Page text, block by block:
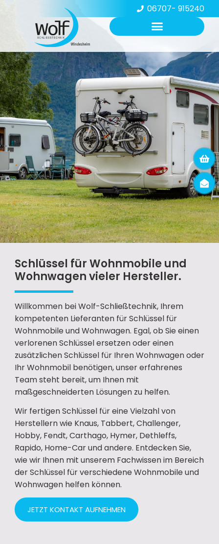
06707- 915240
Schlüssel für Wohnmobile und
Wohnwagen vieler Hersteller.
Willkommen bei Wolf-Schließtechnik, Ihrem
kompetenten Lieferanten für Schlüssel für
Wohnmobile und Wohnwagen. Egal, ob Sie einen
verlorenen Schlüssel ersetzen oder einen
zusätzlichen Schlüssel für Ihren Wohnwagen oder
Ihr Wohnmobil benötigen, unser erfahrenes
Team steht bereit, um Ihnen mit
maßgeschneiderten Lösungen zu helfen.
Wir fertigen Schlüssel für eine Vielzahl von
Herstellern wie Knaus, Tabbert, Challenger,
Hobby, Fendt, Carthago, Hymer, Dethleffs,
Rapido, Home-Car und andere. Entdecken Sie,
wie wir Ihnen mit unserem Fachwissen im Bereich
der Schlüssel für verschiedene Wohnmobile und
Wohnwagen helfen können.
JETZT KONTAKT AUFNEHMEN